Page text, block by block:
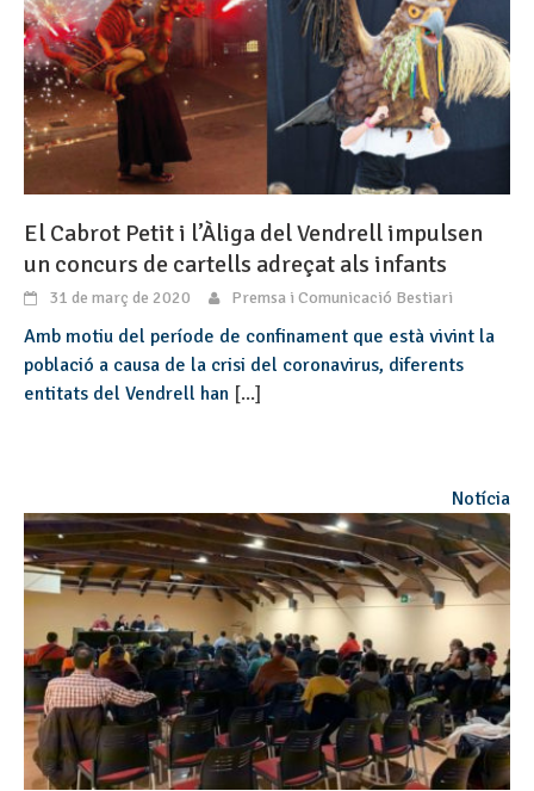
El Cabrot Petit i l’Àliga del Vendrell impulsen
un concurs de cartells adreçat als infants
31 de març de 2020 Premsa i Comunicació Bestiari
Amb motiu del període de confinament que està vivint la
població a causa de la crisi del coronavirus, diferents
entitats del Vendrell han [...]
Notícia